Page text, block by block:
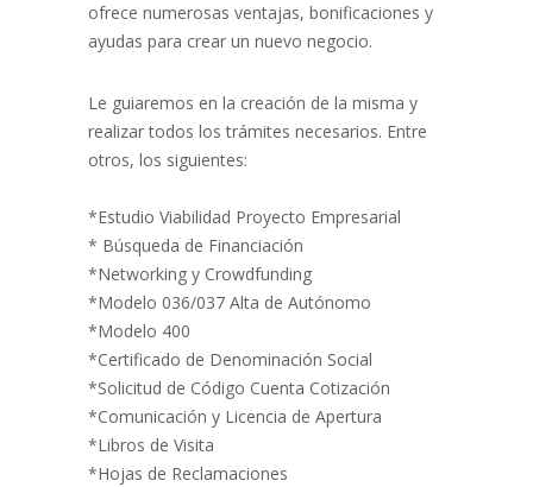
ofrece numerosas ventajas, bonificaciones y
ayudas para crear un nuevo negocio.
Le guiaremos en la creación de la misma y
realizar todos los trámites necesarios. Entre
otros, los siguientes:
*Estudio Viabilidad Proyecto Empresarial
* Búsqueda de Financiación
*Networking y Crowdfunding
*Modelo 036/037 Alta de Autónomo
*Modelo 400
*Certificado de Denominación Social
*Solicitud de Código Cuenta Cotización
*Comunicación y Licencia de Apertura
*Libros de Visita
*Hojas de Reclamaciones